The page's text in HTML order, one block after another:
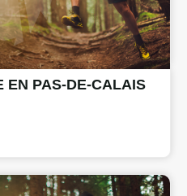
EN PAS-DE-CALAIS